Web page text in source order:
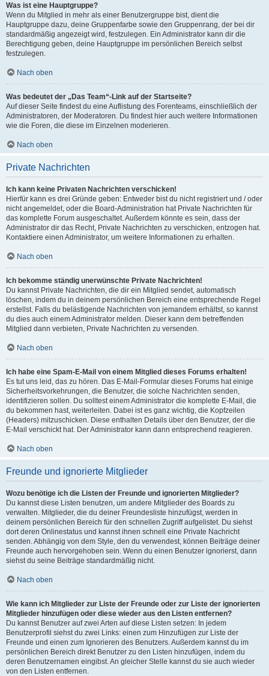
Was ist eine Hauptgruppe?
Wenn du Mitglied in mehr als einer Benutzergruppe bist, dient die
Hauptgruppe dazu, deine Gruppenfarbe sowie den Gruppenrang, der bei dir
standardmäßig angezeigt wird, festzulegen. Ein Administrator kann dir die
Berechtigung geben, deine Hauptgruppe im persönlichen Bereich selbst
festzulegen.
Nach oben
Was bedeutet der „Das Team“-Link auf der Startseite?
Auf dieser Seite findest du eine Auflistung des Forenteams, einschließlich der
Administratoren, der Moderatoren. Du findest hier auch weitere Informationen
wie die Foren, die diese im Einzelnen moderieren.
Nach oben
Private Nachrichten
Ich kann keine Privaten Nachrichten verschicken!
Hierfür kann es drei Gründe geben: Entweder bist du nicht registriert und / oder
nicht angemeldet, oder die Board-Administration hat Private Nachrichten für
das komplette Forum ausgeschaltet. Außerdem könnte es sein, dass der
Administrator dir das Recht, Private Nachrichten zu verschicken, entzogen hat.
Kontaktiere einen Administrator, um weitere Informationen zu erhalten.
Nach oben
Ich bekomme ständig unerwünschte Private Nachrichten!
Du kannst Private Nachrichten, die dir ein Mitglied sendet, automatisch
löschen, indem du in deinem persönlichen Bereich eine entsprechende Regel
erstellst. Falls du belästigende Nachrichten von jemandem erhältst, so kannst
du dies auch einem Administrator melden. Dieser kann dem betreffenden
Mitglied dann verbieten, Private Nachrichten zu versenden.
Nach oben
Ich habe eine Spam-E-Mail von einem Mitglied dieses Forums erhalten!
Es tut uns leid, das zu hören. Das E-Mail-Formular dieses Forums hat einige
Sicherheitsvorkehrungen, die Benutzer, die solche Nachrichten senden,
identifizieren sollen. Du solltest einem Administrator die komplette E-Mail, die
du bekommen hast, weiterleiten. Dabei ist es ganz wichtig, die Kopfzeilen
(Headers) mitzuschicken. Diese enthalten Details über den Benutzer, der die
E-Mail verschickt hat. Der Administrator kann dann entsprechend reagieren.
Nach oben
Freunde und ignorierte Mitglieder
Wozu benötige ich die Listen der Freunde und ignorierten Mitglieder?
Du kannst diese Listen benutzen, um andere Mitglieder des Boards zu
verwalten. Mitglieder, die du deiner Freundesliste hinzufügst, werden in
deinem persönlichen Bereich für den schnellen Zugriff aufgelistet. Du siehst
dort deren Onlinestatus und kannst ihnen schnell eine Private Nachricht
senden. Abhängig von dem Style, den du verwendest, können Beiträge deiner
Freunde auch hervorgehoben sein. Wenn du einen Benutzer ignorierst, dann
siehst du seine Beiträge standardmäßig nicht.
Nach oben
Wie kann ich Mitglieder zur Liste der Freunde oder zur Liste der ignorierten
Mitglieder hinzufügen oder diese wieder aus den Listen entfernen?
Du kannst Benutzer auf zwei Arten auf diese Listen setzen: In jedem
Benutzerprofil siehst du zwei Links: einen zum Hinzufügen zur Liste der
Freunde und einen zum Ignorieren des Benutzers. Außerdem kannst du im
persönlichen Bereich direkt Benutzer zu den Listen hinzufügen, indem du
deren Benutzernamen eingibst. An gleicher Stelle kannst du sie auch wieder
von den Listen entfernen.